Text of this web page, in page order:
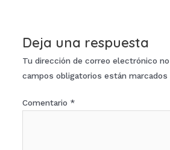
Deja una respuesta
Tu dirección de correo electrónico
campos obligatorios están marcados
Comentario *